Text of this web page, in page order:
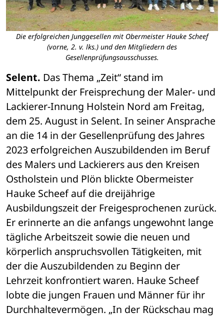
Die erfolgreichen Junggesellen mit Obermeister Hauke Scheef
(vorne, 2. v. lks.) und den Mitgliedern des
Gesellenprüfungsausschusses.
Selent. Das Thema „Zeit“ stand im
Mittelpunkt der Freisprechung der Maler- und
Lackierer-Innung Holstein Nord am Freitag,
dem 25. August in Selent. In seiner Ansprache
an die 14 in der Gesellenprüfung des Jahres
2023 erfolgreichen Auszubildenden im Beruf
des Malers und Lackierers aus den Kreisen
Ostholstein und Plön blickte Obermeister
Hauke Scheef auf die dreijährige
Ausbildungszeit der Freigesprochenen zurück.
Er erinnerte an die anfangs ungewohnt lange
tägliche Arbeitszeit sowie die neuen und
körperlich anspruchsvollen Tätigkeiten, mit
der die Auszubildenden zu Beginn der
Lehrzeit konfrontiert waren. Hauke Scheef
lobte die jungen Frauen und Männer für ihr
Durchhaltevermögen. „In der Rückschau mag